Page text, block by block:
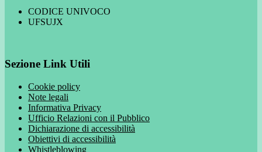
CODICE UNIVOCO
UFSUJX
Sezione Link Utili
Cookie policy
Note legali
Informativa Privacy
Ufficio Relazioni con il Pubblico
Dichiarazione di accessibilità
Obiettivi di accessibilità
Whistleblowing